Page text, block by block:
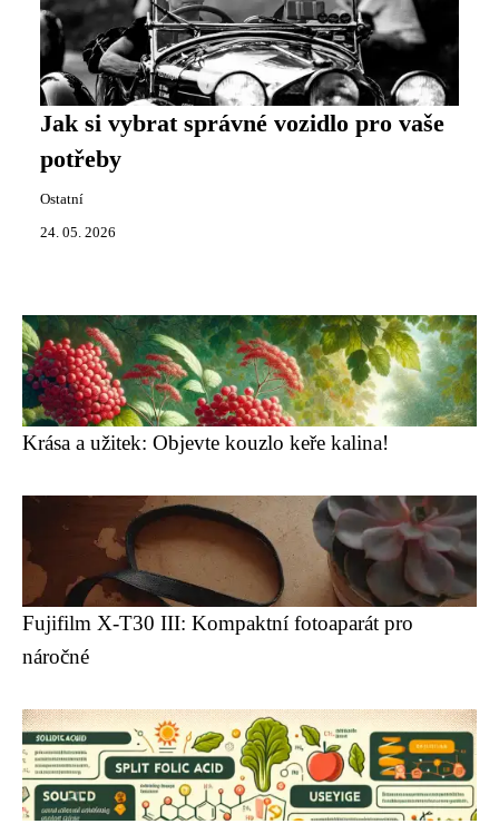
Jak si vybrat správné vozidlo pro vaše
potřeby
Ostatní
24. 05. 2026
Krása a užitek: Objevte kouzlo keře kalina!
Fujifilm X-T30 III: Kompaktní fotoaparát pro
náročné